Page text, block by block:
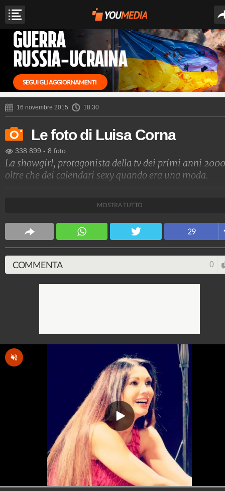
16 novembre 2015 18:30
Le foto di Luisa Corna
338.899 - 8 foto
La showgirl, protagonista della tv dei primi anni
oltre che dei calendari sexy quando era una moda.
9.453 video-76.076 foto
MOSTRA TUTTO
29
COMMENTA 0